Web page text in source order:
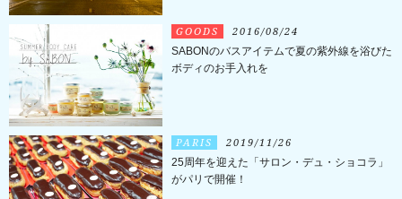
GOODS 2016/08/24
SABONのバスアイテムで夏の紫外線を浴びた
ボディのお手入れを
PARIS 2019/11/26
25周年を迎えた「サロン・デュ・ショコラ」
がパリで開催！